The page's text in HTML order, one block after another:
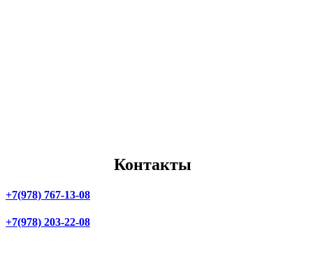
Контакты
+7(978) 767-13-08
+7(978) 203-22-08